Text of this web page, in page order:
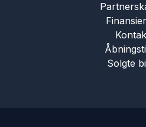
Solgte